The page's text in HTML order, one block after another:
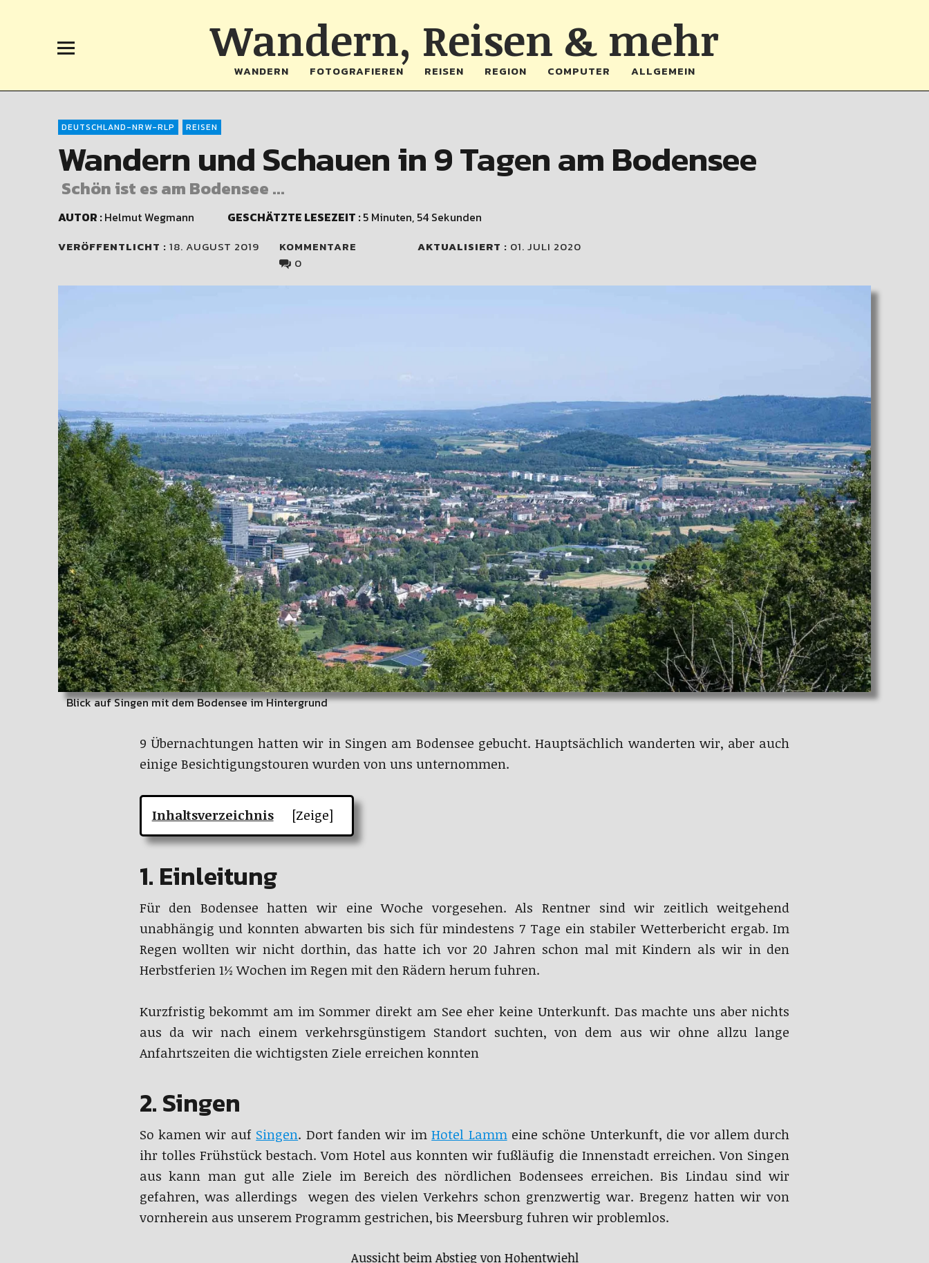
Wandern, Reisen & mehr
WANDERN FOTOGRAFIEREN REISEN REGION COMPUTER ALLGEMEIN
DEUTSCHLAND-NRW-RLP REISEN
Wandern und Schauen in 9 Tagen am Bodensee
Schön ist es am Bodensee ...
AUTOR :Helmut Wegmann GESCHÄTZTE LESEZEIT :5 Minuten, 54 Sekunden
VERÖFFENTLICHT : 18. AUGUST 2019
KOMMENTARE
0
AKTUALISIERT : 01. JULI 2020
Blick auf Singen mit dem Bodensee im Hintergrund
9 Übernachtungen hatten wir in Singen am Bodensee gebucht. Hauptsächlich wanderten wir, aber auch
einige Besichtigungstouren wurden von uns unternommen.
Inhaltsverzeichnis [Zeige]
1. Einleitung
Für den Bodensee hatten wir eine Woche vorgesehen. Als Rentner sind wir zeitlich weitgehend
unabhängig und konnten abwarten bis sich für mindestens 7 Tage ein stabiler Wetterbericht ergab. Im
Regen wollten wir nicht dorthin, das hatte ich vor 20 Jahren schon mal mit Kindern als wir in den
Herbstferien 1½ Wochen im Regen mit den Rädern herum fuhren.
Kurzfristig bekommt am im Sommer direkt am See eher keine Unterkunft. Das machte uns aber nichts
aus da wir nach einem verkehrsgünstigem Standort suchten, von dem aus wir ohne allzu lange
Anfahrtszeiten die wichtigsten Ziele erreichen konnten
2. Singen
So kamen wir auf Singen. Dort fanden wir imHotel Lammeine schöne Unterkunft, die vor allem durch
ihr tolles Frühstück bestach. Vom Hotel aus konnten wir fußläufig die Innenstadt erreichen. Von Singen
aus kann man gut alle Ziele im Bereich des nördlichen Bodensees erreichen. Bis Lindau sind wir
gefahren, was allerdings wegen des vielen Verkehrs schon grenzwertig war. Bregenz hatten wir von
vornherein aus unserem Programm gestrichen, bis Meersburg fuhren wir problemlos.
Aussicht vom Hohentwiehl in Richtung Schweiz